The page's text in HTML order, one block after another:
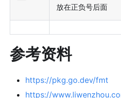
放在正负号后面
参考资料
https://pkg.go.dev/fmt
https://